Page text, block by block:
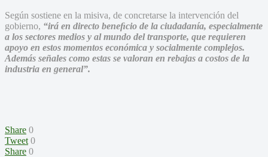
Según sostiene en la misiva, de concretarse la intervención del
gobierno, “irá en directo beneﬁcio de la ciudadanía, especialmente
a los sectores medios y al mundo del transporte, que requieren
apoyo en estos momentos económica y socialmente complejos.
Además señales como estas se valoran en rebajas a costos de la
industria en general”.
Share 0
Tweet 0
Share 0